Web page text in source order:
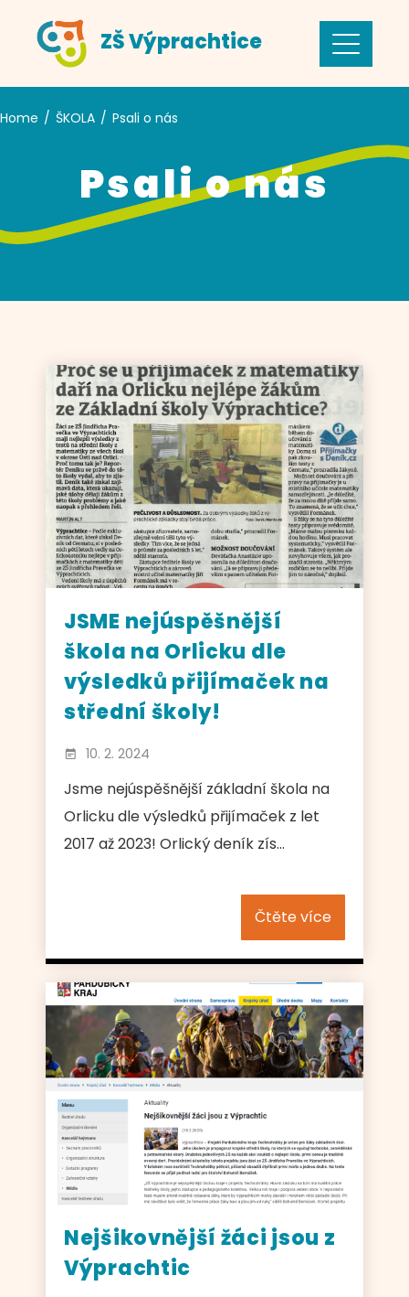
ZŠ Výprachtice
Psali o nás
Home ŠKOLA Psali o nás
JSME nejúspěšnější
škola na Orlicku dle
výsledků přijímaček na
střední školy!
10. 2. 2024
Jsme nejúspěšnější základní škola na
Orlicku dle výsledků přijímaček z let
2017 až 2023! Orlický deník zís...
Čtěte více
Nejšikovnější žáci jsou z
Výprachtic